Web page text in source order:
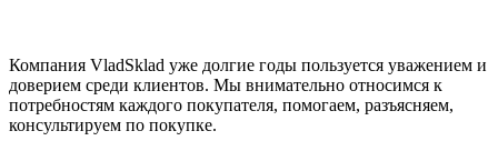
Компания VladSklad уже долгие годы пользуется уважением и
доверием среди клиентов. Мы внимательно относимся к
потребностям каждого покупателя, помогаем, разъясняем,
консультируем по покупке.